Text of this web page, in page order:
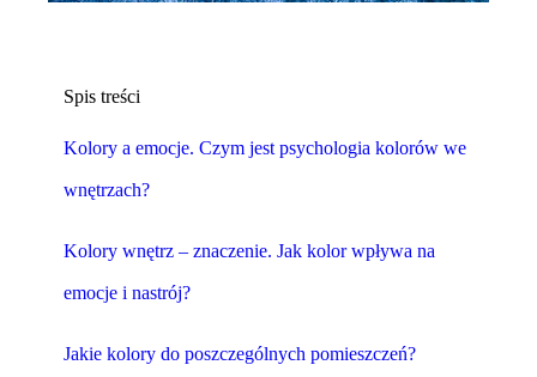
Spis treści
Kolory a emocje. Czym jest psychologia kolorów we
wnętrzach?
Kolory wnętrz – znaczenie. Jak kolor wpływa na
emocje i nastrój?
Jakie kolory do poszczególnych pomieszczeń?